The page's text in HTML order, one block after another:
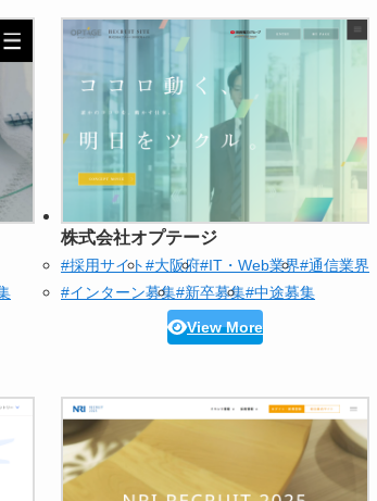
株式会社オプテージ
#採用サイト#大阪府#IT・Web業界#通信業界
#インターン募集#新卒募集#中途募集
View More